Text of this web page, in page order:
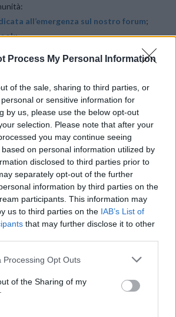
Process My Personal Information
of the sale, sharing to third parties, or
or sensitive information for
by us, please use the below opt-out
selection. Please note that after your
you may continue seeing
on personal information utilized by
disclosed to third parties prior to
separately opt-out of the further
information by third parties on the
participants. This information may
us to third parties on the IAB’s List of
that may further disclose it to other
Processing Opt Outs
of the Sharing of my
all’emergenza sul nostro forum;
;
intanto sta cercando di fare un report sulla
cheda alcuni giorni è stato riattivato il
per le donazioni via SMS.
LinkedIn Facebook
Telegram
Stampa Altro
OFFERTE AMAZON